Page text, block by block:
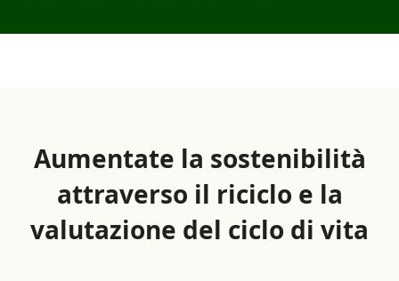
Aumentate la sostenibilità
attraverso il riciclo e la
valutazione del ciclo di vita